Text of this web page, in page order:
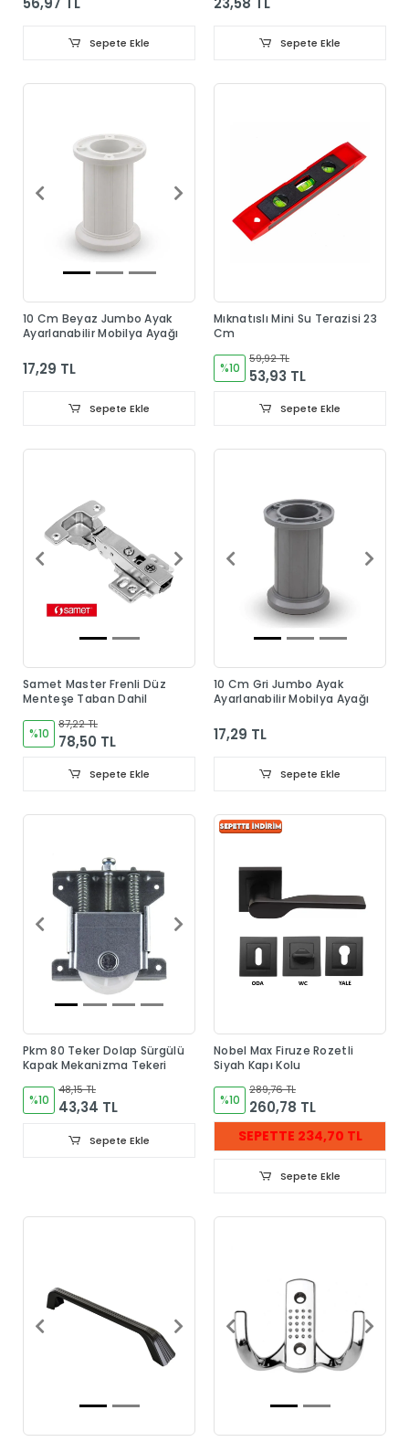
Sepete Ekle Sepete Ekle
10 Cm Beyaz Jumbo Ayak
Ayarlanabilir Mobilya Ayağı
17,29 TL
Sepete Ekle
Mıknatıslı Mini Su Terazisi 23
Cm
%10
59,92 TL
53,93 TL
Sepete Ekle
Samet Master Frenli Düz
Menteşe Taban Dahil
%10
87,22 TL
78,50 TL
Sepete Ekle
10 Cm Gri Jumbo Ayak
Ayarlanabilir Mobilya Ayağı
17,29 TL
Sepete Ekle
Pkm 80 Teker Dolap Sürgülü
Kapak Mekanizma Tekeri
%10
48,15 TL
43,34 TL
Sepete Ekle
Nobel Max Firuze Rozetli
Siyah Kapı Kolu
%10
289,76 TL
260,78 TL
SEPETTE 234,70 TL
Sepete Ekle